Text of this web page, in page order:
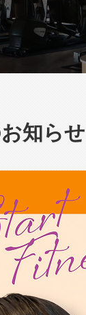
知らせ